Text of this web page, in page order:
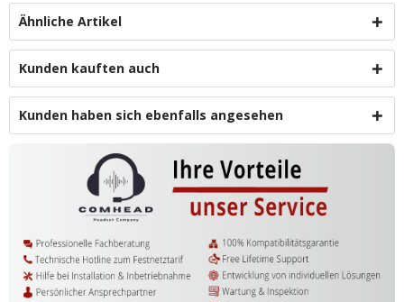
Ähnliche Artikel
Kunden kauften auch
Kunden haben sich ebenfalls angesehen